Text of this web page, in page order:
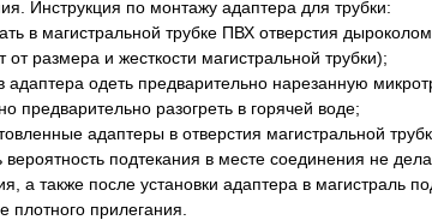
Инструкция по монтажу адаптера для трубки:
в магистральной трубке ПВХ отверстия
от размера и жесткости магистральной трубки);
адаптера одеть предварительно нарезанную
предварительно разогреть в горячей воде;
адаптеры в отверстия магистральной
подтекания в месте соединения не
а также после установки адаптера в магистраль
плотного прилегания.